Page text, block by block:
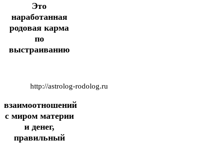
Это
наработанная
родовая карма
по
выстраиванию
http://astrolog-rodolog.ru
взаимоотношений
с миром материи
и денег,
правильный